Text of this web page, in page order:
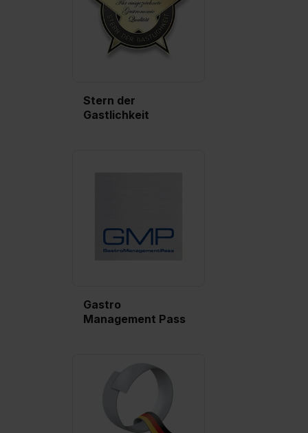
einzelnen Cookies findest du durch Klick auf „Details
zeigen“. Weitere Informationen:
Stern der
Gastlichkeit
Gastro
Management Pass